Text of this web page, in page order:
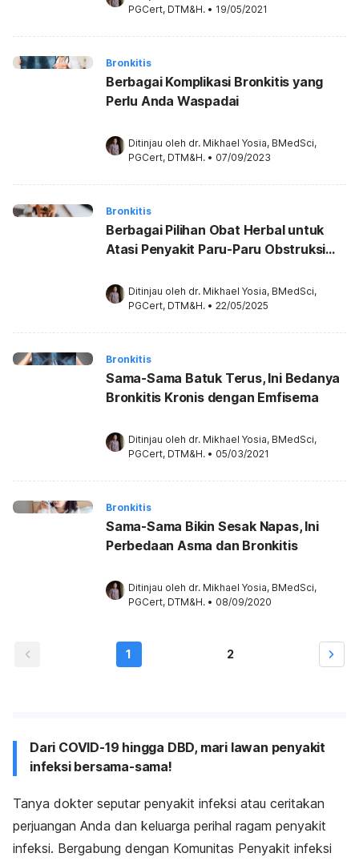
PGCert, DTM&H. • 19/05/2021
Bronkitis
Berbagai Komplikasi Bronkitis yang
Perlu Anda Waspadai
Ditinjau oleh dr. Mikhael Yosia, BMedSci,
PGCert, DTM&H. • 07/09/2023
Bronkitis
Berbagai Pilihan Obat Herbal untuk
Atasi Penyakit Paru-Paru Obstruksi
Ditinjau oleh dr. Mikhael Yosia, BMedSci,
PGCert, DTM&H. • 22/05/2025
Bronkitis
Sama-Sama Batuk Terus, Ini Bedanya
Bronkitis Kronis dengan Emfisema
Ditinjau oleh dr. Mikhael Yosia, BMedSci,
PGCert, DTM&H. • 05/03/2021
Bronkitis
Sama-Sama Bikin Sesak Napas, Ini
Perbedaan Asma dan Bronkitis
Ditinjau oleh dr. Mikhael Yosia, BMedSci,
PGCert, DTM&H. • 08/09/2020
1 2
Dari COVID-19 hingga DBD, mari lawan penyakit
infeksi bersama-sama!
Tanya dokter seputar penyakit infeksi atau ceritakan
perjuangan Anda dan keluarga perihal ragam penyakit
infeksi. Bergabung dengan Komunitas Penyakit infeksi